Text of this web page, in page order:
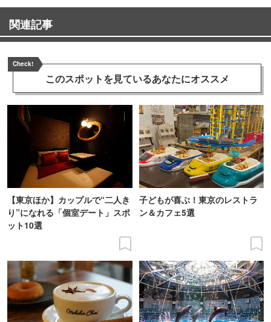
関連記事
Check!
このスポットを見ているあなたにオススメ
【東京ほか】カップルで“二人き
り”になれる「個室デート」スポ
ット10選
子どもが喜ぶ！東京のレストラ
ン＆カフェ5選